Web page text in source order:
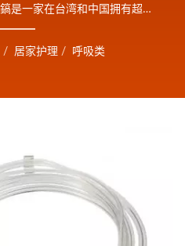
是一家在台湾和中国拥有超过
计经验(历史) 的公司，主要生
五金和商业零组件的组装及成
/ 居家护理 / 呼吸类